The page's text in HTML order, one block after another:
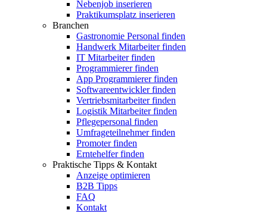
Nebenjob inserieren
Praktikumsplatz inserieren
Branchen
Gastronomie Personal finden
Handwerk Mitarbeiter finden
IT Mitarbeiter finden
Programmierer finden
App Programmierer finden
Softwareentwickler finden
Vertriebsmitarbeiter finden
Logistik Mitarbeiter finden
Pflegepersonal finden
Umfrageteilnehmer finden
Promoter finden
Erntehelfer finden
Praktische Tipps & Kontakt
Anzeige optimieren
B2B Tipps
FAQ
Kontakt